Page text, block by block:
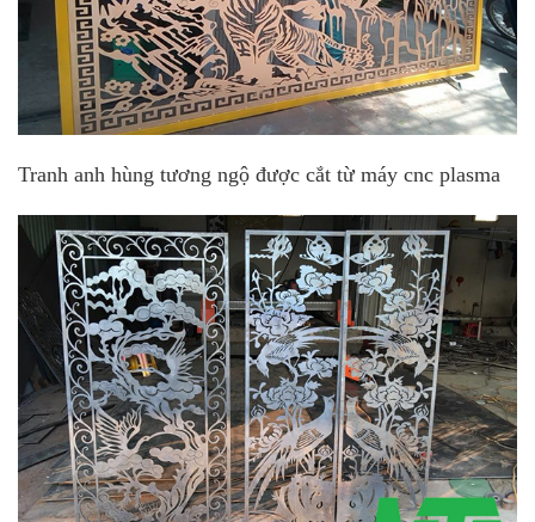
Tranh anh hùng tương ngộ được cắt từ máy cnc plasma